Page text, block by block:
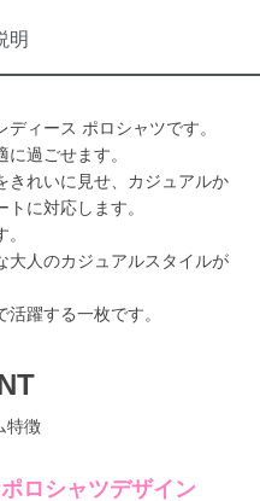
明
ィース ポロシャツです。
過ごせます。
きれいに見せ、カジュアルか
に対応します。
大人のカジュアルスタイルが
躍する一枚です。
特徴
ロシャツデザイン